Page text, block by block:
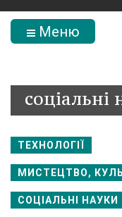
Меню
соціальні
ТЕХНОЛОГІЇ
МИСТЕЦТВО,
СОЦІАЛЬНІ НАУКИ